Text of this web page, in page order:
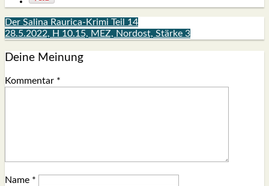
Der Salina Raurica-Krimi Teil 14
28.5.2022, H 10.15, MEZ, Nordost, Stärke 3
Deine Meinung
Kommentar *
Name *